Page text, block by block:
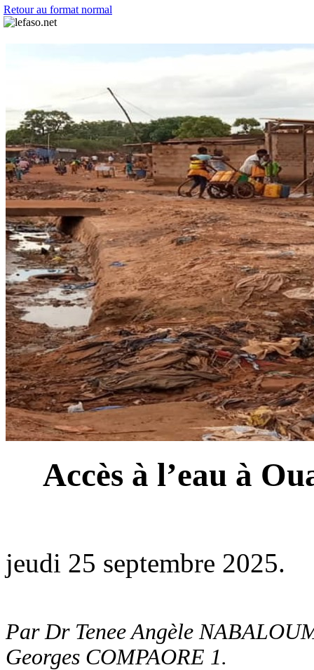
Retour au format normal
Accès à l’eau à
jeudi 25 septembre 2025.
Par Dr Tenee Angèle
Georges COMPAORE 1.